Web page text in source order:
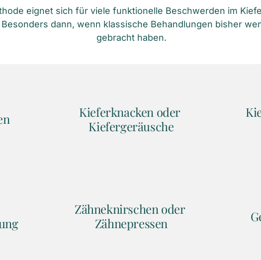
eignet sich für viele funktionelle Beschwerden im
dann, wenn klassische Behandlungen bisher
gebracht haben.
Kieferknacken oder
Kiefergeräusche
Zähneknirschen oder
Zähnepressen